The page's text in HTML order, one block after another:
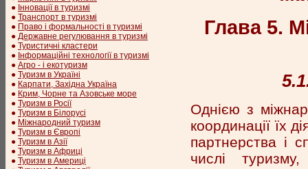
● Інновації в туризмі
● Транспорт в туризмі
● Право і формальності в туризмі
● Державне регулювання в туризмі
● Туристичні кластери
● Інформаційні технології в туризмі
● Агро - і екотуризм
● Туризм в Україні
● Карпати, Західна Україна
● Крим, Чорне та Азовське море
● Туризм в Росії
● Туризм в Білорусі
● Міжнародний туризм
● Туризм в Європі
● Туризм в Азії
● Туризм в Африці
● Туризм в Америці
Глава 5.
Однією з
координації їх
партнерства і
числі